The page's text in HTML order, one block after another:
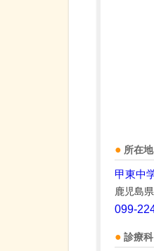
所在
甲東中
鹿児島
099-
診療科